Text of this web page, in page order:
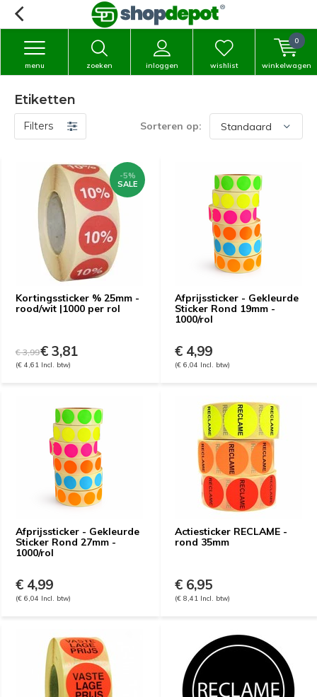
zoeken inloggen
menu wishlist winkelwagen
0
Etiketten
Filters Sorteren op:
Kortingssticker % 25mm -
rood/wit |1000 per rol
-5%
SALE
€ 3,99€ 3,81
(€ 4,61 Incl. btw)
Afprijssticker - Gekleurde
Sticker Rond 19mm -
1000/rol
€ 4,99
(€ 6,04 Incl. btw)
Afprijssticker - Gekleurde
Sticker Rond 27mm -
1000/rol
€ 4,99
(€ 6,04 Incl. btw)
Actiesticker RECLAME -
rond 35mm
€ 6,95
(€ 8,41 Incl. btw)